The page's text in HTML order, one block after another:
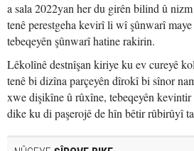
a sala 2022yan her du girên bilind û
tenê perestgeha kevirî li wî şûnwarî maye
tebeqeyên şûnwarî hatine rakirin.
Lêkolînê destnîşan kiriye ku ev cureyê
tenê bi dizîna parçeyên dîrokî bi sînor
xwe dişikîne û rûxîne, tebeqeyên
dike ku di paşerojê de hîn bêtir rûbirûyî